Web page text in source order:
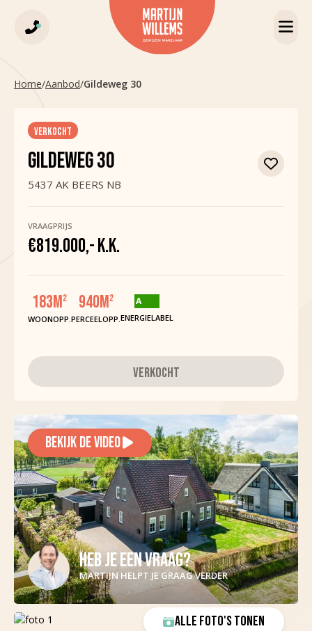
Home/Aanbod/Gildeweg 30
VERKOCHT
GILDEWEG 30
5437 AK BEERS NB
VRAAGPRIJS
€819.000,- K.K.
183M2
WOONOPP.
940M2
PERCEELOPP.
A
ENERGIELABEL
VERKOCHT
BEKIJK DE VIDEO
HEB JE EEN VRAAG?
MARTIJN HELPT JE GRAAG VERDER
ALLE FOTO'S TONEN